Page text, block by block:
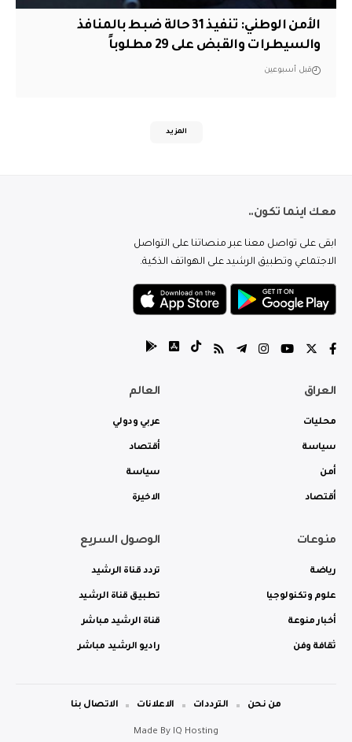
الأمن الوطني: تنفيذ 31 حالة ضبط بالمنافذ
والسيطرات والقبض على 29 مطلوباً
قبل أسبوعين
المزيد
معك اينما تكون..
ابقى على تواصل معنا عبر منصاتنا على التواصل
الاجتماعي وتطبيق الرشيد على الهواتف الذكية.
العراق
محليات
سياسة
أمن
أقتصاد
العالم
عربي ودولي
أقتصاد
سياسة
الاخيرة
منوعات
رياضة
علوم وتكنولوجيا
أخبار منوعة
ثقافة وفن
الوصول السريع
تردد قناة الرشيد
تطبيق قناة الرشيد
قناة الرشيد مباشر
راديو الرشيد مباشر
Made By IQ Hosting
من نحن الترددات الاعلانات الاتصال بنا